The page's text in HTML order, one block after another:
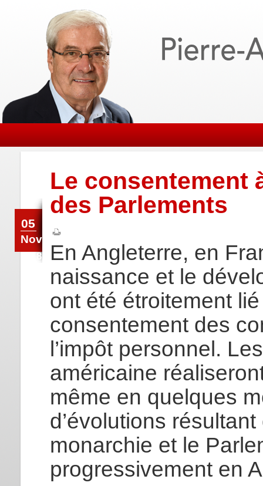
Le consentement
des Parlements
05
Nov
2018
En Angleterre, en
naissance et le
ont été étroitement
consentement des
l’impôt personnel.
américaine
même en quelques
d’évolutions
monarchie et le
progressivement en